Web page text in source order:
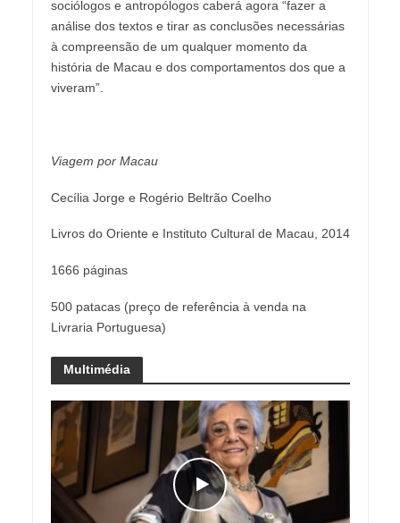
sociólogos e antropólogos caberá agora “fazer a
análise dos textos e tirar as conclusões necessárias
à compreensão de um qualquer momento da
história de Macau e dos comportamentos dos que a
viveram”.
Viagem por Macau
Cecília Jorge e Rogério Beltrão Coelho
Livros do Oriente e Instituto Cultural de Macau, 2014
1666 páginas
500 patacas (preço de referência à venda na
Livraria Portuguesa)
Multimédia